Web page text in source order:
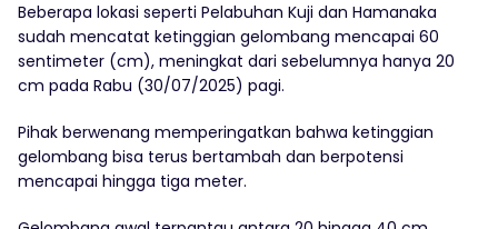
Beberapa lokasi seperti Pelabuhan Kuji dan Hamanaka
sudah mencatat ketinggian gelombang mencapai 60
sentimeter (cm), meningkat dari sebelumnya hanya 20
cm pada Rabu (30/07/2025) pagi.
Pihak berwenang memperingatkan bahwa ketinggian
gelombang bisa terus bertambah dan berpotensi
mencapai hingga tiga meter.